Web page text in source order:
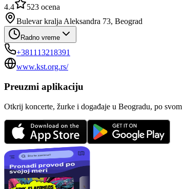
4.4 523 ocena
Bulevar kralja Aleksandra 73, Beograd
Radno vreme
+381113218391
www.kst.org.rs/
Preuzmi aplikaciju
Otkrij koncerte, žurke i događaje u Beogradu, po svom